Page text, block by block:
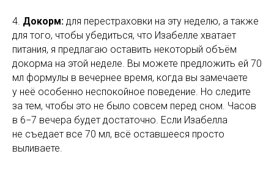
4. Докорм: для перестраховки на эту неделю, а также
для того, чтобы убедиться, что Изабелле хватает
питания, я предлагаю оставить некоторый объём
докорма на этой неделе. Вы можете предложить ей 70
мл формулы в вечернее время, когда вы замечаете
у неё особенно неспокойное поведение. Но следите
за тем, чтобы это не было совсем перед сном. Часов
в 6−7 вечера будет достаточно. Если Изабелла
не съедает все 70 мл, всё оставшееся просто
выливаете.